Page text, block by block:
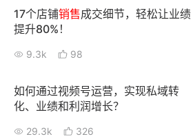
AllValue 战略合作
增长产品指南
智库 产品场景库
17个店铺销售成交细节，轻松让业绩
提升80%！
9.3k 98
如何通过视频号运营，实现私域转
化、业绩和利润增长？
29.3k 326